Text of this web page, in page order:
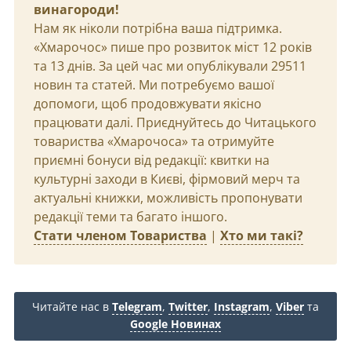
винагороди!
Нам як ніколи потрібна ваша підтримка.
«Хмарочос» пише про розвиток міст 12 років
та 13 днів. За цей час ми опублікували 29511
новин та статей. Ми потребуємо вашої
допомоги, щоб продовжувати якісно
працювати далі. Приєднуйтесь до Читацького
товариства «Хмарочоса» та отримуйте
приємні бонуси від редакції: квитки на
культурні заходи в Києві, фірмовий мерч та
актуальні книжки, можливість пропонувати
редакції теми та багато іншого.
Стати членом Товариства | Хто ми такі?
Читайте нас в Telegram, Twitter, Instagram, Viber та
Google Новинах